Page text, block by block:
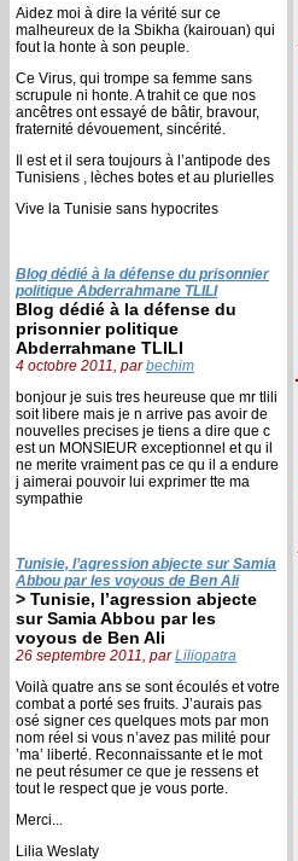
Aidez moi à dire la vérité sur ce
malheureux de la Sbikha (kairouan) qui
fout la honte à son peuple.
Ce Virus, qui trompe sa femme sans
scrupule ni honte. A trahit ce que nos
ancêtres ont essayé de bâtir, bravour,
fraternité dévouement, sincérité.
Il est et il sera toujours à l’antipode des
Tunisiens , lèches botes et au plurielles
Vive la Tunisie sans hypocrites
Blog dédié à la défense du prisonnier
politique Abderrahmane TLILI
Blog dédié à la défense du
prisonnier politique
Abderrahmane TLILI
4 octobre 2011, parbechim
bonjour je suis tres heureuse que mr tlili
soit libere mais je n arrive pas avoir de
nouvelles precises je tiens a dire que c
est un MONSIEUR exceptionnel et qu il
ne merite vraiment pas ce qu il a endure
j aimerai pouvoir lui exprimer tte ma
sympathie
Tunisie, l’agression abjecte sur Samia
Abbou par les voyous de Ben Ali
> Tunisie, l’agression abjecte
sur Samia Abbou par les
voyous de Ben Ali
26 septembre 2011, parLiliopatra
Voilà quatre ans se sont écoulés et votre
combat a porté ses fruits. J’aurais pas
osé signer ces quelques mots par mon
nom réel si vous n’avez pas milité pour
’ma’ liberté. Reconnaissante et le mot
ne peut résumer ce que je ressens et
tout le respect que je vous porte.
Merci...
Lilia Weslaty